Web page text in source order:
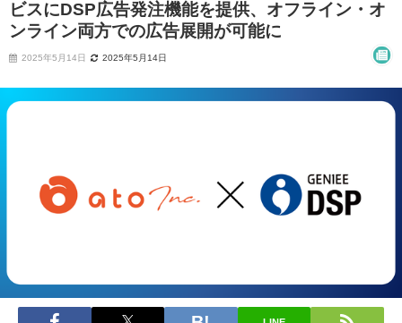
ビスにDSP広告発注機能を提供、オフライン・オ
ンライン両方での広告展開が可能に
2025年5月14日 2025年5月14日